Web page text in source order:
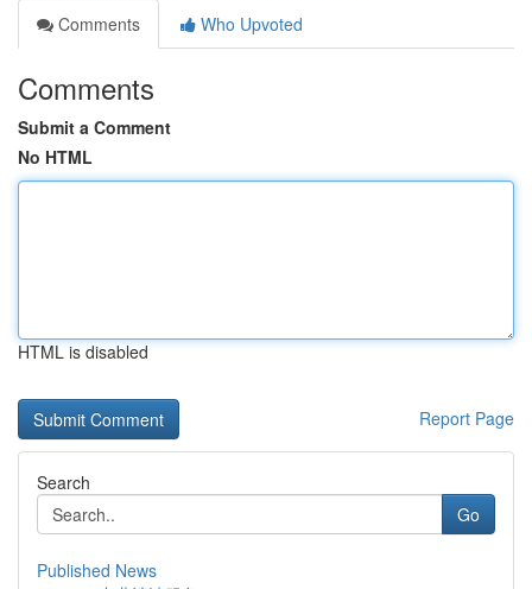
Comments
Who Upvoted
Comments
Submit a Comment
No HTML
HTML is disabled
Report Page
Search
Go
Published News